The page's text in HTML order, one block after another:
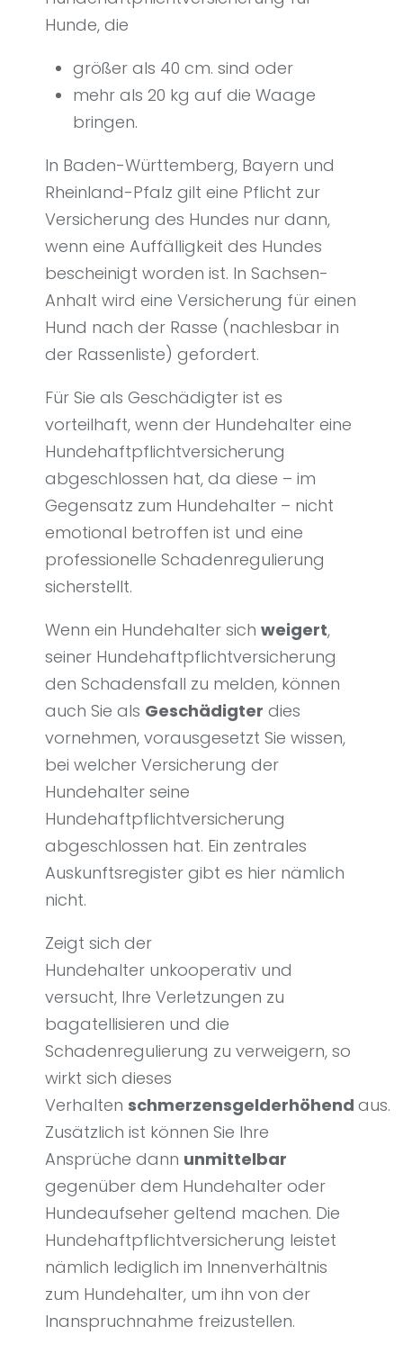
Hunde, die
größer als 40 cm. sind oder
mehr als 20 kg auf die Waage
bringen.
In Baden-Württemberg, Bayern und
Rheinland-Pfalz gilt eine Pflicht zur
Versicherung des Hundes nur dann,
wenn eine Auffälligkeit des Hundes
bescheinigt worden ist. In Sachsen-
Anhalt wird eine Versicherung für einen
Hund nach der Rasse (nachlesbar in
der Rassenliste) gefordert.
Für Sie als Geschädigter ist es
vorteilhaft, wenn der Hundehalter eine
Hundehaftpflichtversicherung
abgeschlossen hat, da diese – im
Gegensatz zum Hundehalter – nicht
emotional betroffen ist und eine
professionelle Schadenregulierung
sicherstellt.
Wenn ein Hundehalter sich weigert,
seiner Hundehaftpflichtversicherung
den Schadensfall zu melden, können
auch Sie als Geschädigter dies
vornehmen, vorausgesetzt Sie wissen,
bei welcher Versicherung der
Hundehalter seine
Hundehaftpflichtversicherung
abgeschlossen hat. Ein zentrales
Auskunftsregister gibt es hier nämlich
nicht.
Zeigt sich der
Hundehalter unkooperativ und
versucht, Ihre Verletzungen zu
bagatellisieren und die
Schadenregulierung zu verweigern, so
wirkt sich dieses
Verhalten schmerzensgelderhöhend aus.
Zusätzlich ist können Sie Ihre
Ansprüche dann unmittelbar
gegenüber dem Hundehalter oder
Hundeaufseher geltend machen. Die
Hundehaftpflichtversicherung leistet
nämlich lediglich im Innenverhältnis
zum Hundehalter, um ihn von der
Inanspruchnahme freizustellen.